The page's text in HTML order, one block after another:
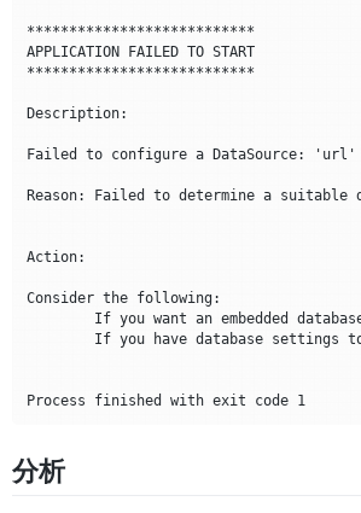
***************************
APPLICATION FAILED TO START
***************************
Description:
Failed to configure a DataSource: 'url'
Reason: Failed to determine a suitable
Action:
Consider the following:
分析